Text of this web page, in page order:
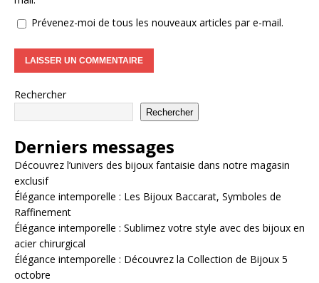
Prévenez-moi de tous les nouveaux articles par e-mail.
Rechercher
Rechercher
Derniers messages
Découvrez l’univers des bijoux fantaisie dans notre magasin
exclusif
Élégance intemporelle : Les Bijoux Baccarat, Symboles de
Raffinement
Élégance intemporelle : Sublimez votre style avec des bijoux en
acier chirurgical
Élégance intemporelle : Découvrez la Collection de Bijoux 5
octobre